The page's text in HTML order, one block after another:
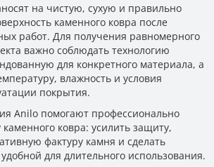
на чистую, сухую и правильно
каменного ковра после
работ. Для получения равномерного
важно соблюдать технологию
для конкретного материала, а
влажность и условия
покрытия.
Anilo помогают профессионально
ковра: усилить защиту,
фактуру камня и сделать
для длительного использования.